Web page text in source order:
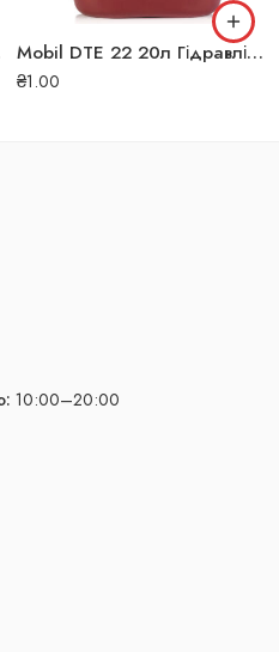
Mobil DTE 22 20л Гідравлічна олива
₴1.00
10:00–20:00